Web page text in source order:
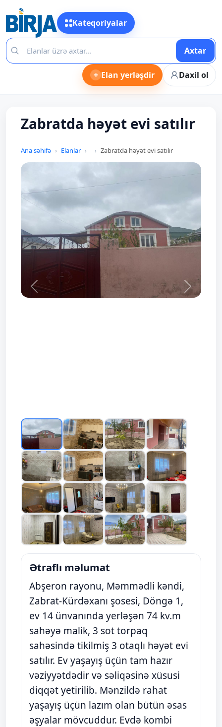
Kateqoriyalar
Axtar
+ Elan yerləşdir Daxil ol
Zabratda həyət evi satılır
Ana səhifə Elanlar Zabratda həyət evi satılır
Prev Next
Ətraflı məlumat
Abşeron rayonu, Məmmədli kəndi,
Zabrat-Kürdəxanı şosesi, Döngə 1,
ev 14 ünvanında yerləşən 74 kv.m
sahəyə malik, 3 sot torpaq
sahəsində tikilmiş 3 otaqlı həyət evi
satılır. Ev yaşayış üçün tam hazır
vəziyyətdədir və səliqəsinə xüsusi
diqqət yetirilib. Mənzildə rahat
yaşayış üçün lazım olan bütün əsas
əşyalar mövcuddur. Evdə kombi